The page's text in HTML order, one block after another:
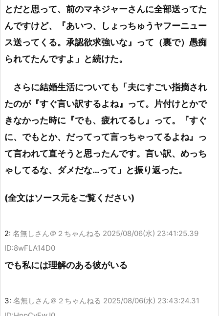
とだと思って、前のマネジャーさんに全部送ってた
んですけど、『あいつ、しょっちゅうヤフーニュー
ス送ってくる。承認欲求強いな』って（裏で）愚痴
られてたんですよ」と続けた。
さらに結婚生活についても「夫にすごい指摘され
たのが『すぐ言い訳するよね』って。片付けとかで
きなかった時に『でも、疲れてるし』って。『すぐ
に、でもとか、だってって言っちゃってるよね』っ
て言われて直そうと思ったんです。言い訳、めっち
ゃしてるな、ダメだな…って」と振り返った。
(全文はソース元をご覧ください)
2: 名無しさん＠２ちゃんねる 2025/08/06(水) 23:41:25.39
ID:8wFLA14D0
でも私には理解のある彼がいる
3: 名無しさん＠２ちゃんねる 2025/08/06(水) 23:43:24.31